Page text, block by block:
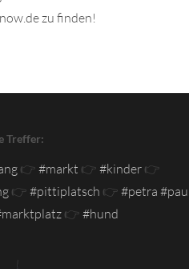
zu finden!
Treffer:
👉 #markt 👉 #kinder 👉
👉 #pittiplatsch 👉 #petra #pau
👉 #hund